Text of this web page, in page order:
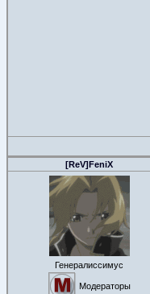
[ReV]FeniX
Генералиссимус
Модераторы